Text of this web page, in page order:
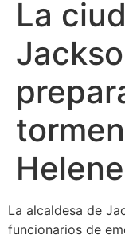
La
Helene
La alcaldesa de
funcionarios de